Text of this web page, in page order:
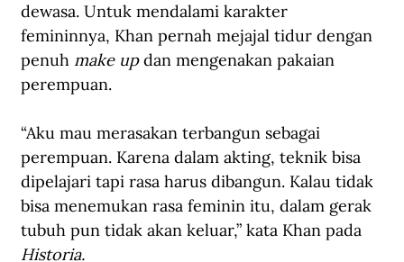
dewasa. Untuk mendalami karakter
femininnya, Khan pernah mejajal tidur dengan
penuh make up dan mengenakan pakaian
perempuan.
“Aku mau merasakan terbangun sebagai
perempuan. Karena dalam akting, teknik bisa
dipelajari tapi rasa harus dibangun. Kalau tidak
bisa menemukan rasa feminin itu, dalam gerak
tubuh pun tidak akan keluar,” kata Khan pada
Historia.